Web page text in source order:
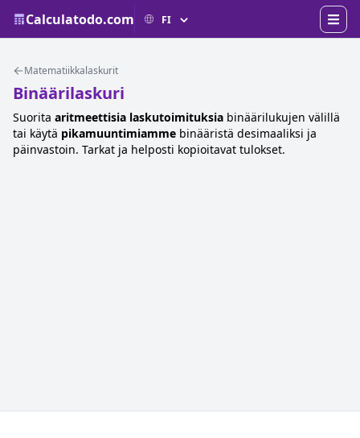
Calculatodo.com
Matematiikkalaskurit
Binäärilaskuri
Suorita aritmeettisia laskutoimituksia binäärilukujen välillä
tai käytä pikamuuntimiamme binääristä desimaaliksi ja
päinvastoin. Tarkat ja helposti kopioitavat tulokset.